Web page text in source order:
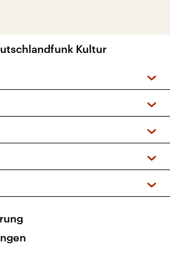
Kultur
Podcasts
Kinderprogramm
+ DAB+)